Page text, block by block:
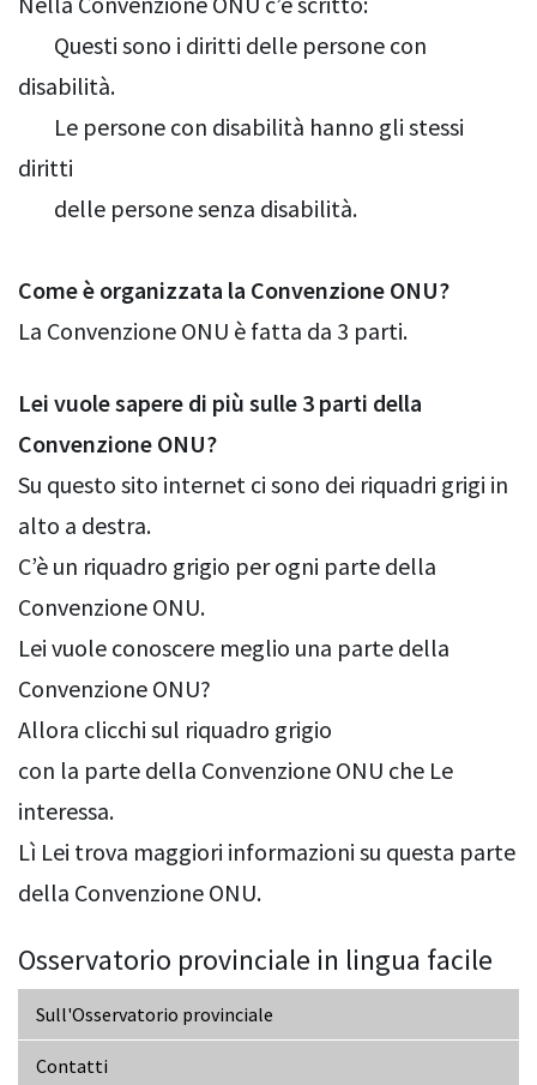
Questi sono i diritti delle persone con
disabilità.
Le persone con disabilità hanno gli stessi
diritti
delle persone senza disabilità.
Come è organizzata la Convenzione ONU?
La Convenzione ONU è fatta da 3 parti.
Lei vuole sapere di più sulle 3 parti della
Convenzione ONU?
Su questo sito internet ci sono dei riquadri grigi in
alto a destra.
C’è un riquadro grigio per ogni parte della
Convenzione ONU.
Lei vuole conoscere meglio una parte della
Convenzione ONU?
Allora clicchi sul riquadro grigio
con la parte della Convenzione ONU che Le
interessa.
Lì Lei trova maggiori informazioni su questa parte
della Convenzione ONU.
Osservatorio provinciale in lingua facile
Sull'Osservatorio provinciale
Contatti